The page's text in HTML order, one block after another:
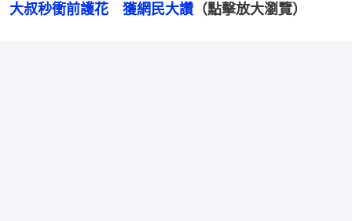
大叔秒衝前護花　獲網民大讚 （點擊放大瀏覽）